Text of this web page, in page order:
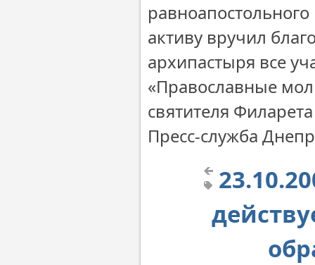
активу вручил
архипастыря все
«Православные
святителя
Пресс-служба